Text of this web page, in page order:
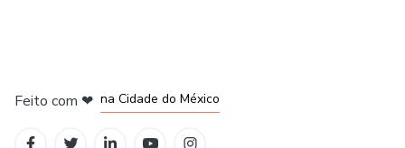
Feito com ❤ na Cidade do México